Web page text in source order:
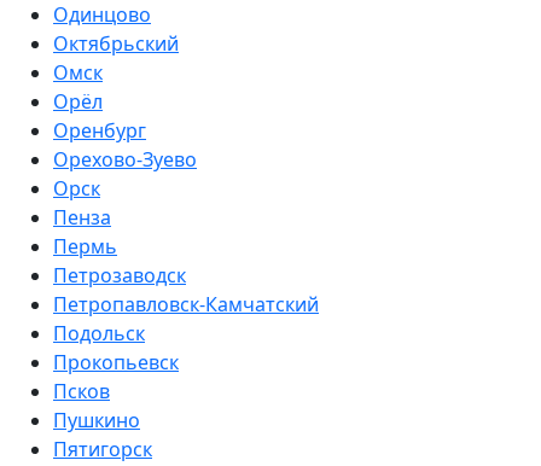
Одинцово
Октябрьский
Омск
Орёл
Оренбург
Орехово-Зуево
Орск
Пенза
Пермь
Петрозаводск
Петропавловск-Камчатский
Подольск
Прокопьевск
Псков
Пушкино
Пятигорск